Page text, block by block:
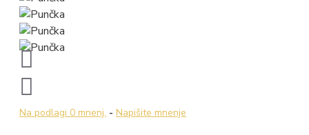
Na podlagi 0 mnenj. - Napišite mnenje